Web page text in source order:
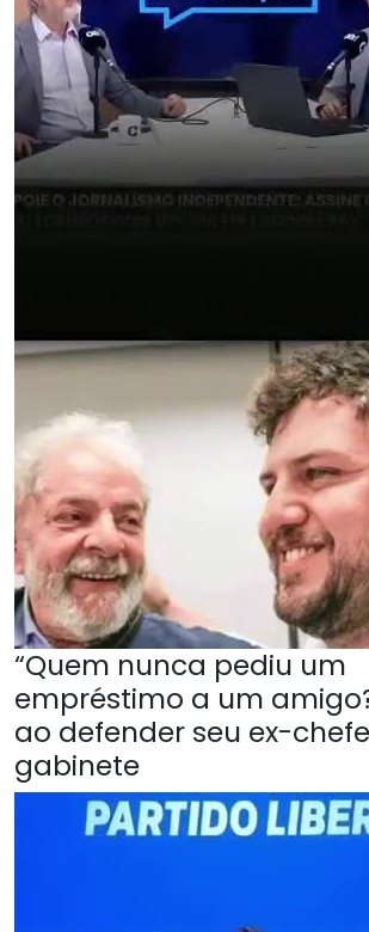
“Quem nunca pediu um
empréstimo a um
ao defender seu ex-
gabinete